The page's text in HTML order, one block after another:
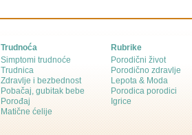
Trudnoća
Simptomi trudnoće
Trudnica
Zdravlje i bezbednost
Pobačaj, gubitak bebe
Porođaj
Matične ćelije
Rubrike
Porodični život
Porodično zdravlje
Lepota & Moda
Porodica porodici
Igrice